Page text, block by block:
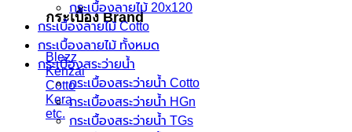
กระเบื้อง Brand
Blezz
Kenzai
Cotto
Kera
etc.
กระเบื้องลายไม้ 20x120
กระเบื้องลายไม้ Cotto
กระเบื้องลายไม้ ทั้งหมด
กระเบื้องสระว่ายน้ำ
กระเบื้องสระว่ายน้ำ Cotto
กระเบื้องสระว่ายน้ำ HGn
กระเบื้องสระว่ายน้ำ TGs